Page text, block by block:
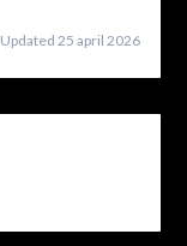
Updated 25 april 2026